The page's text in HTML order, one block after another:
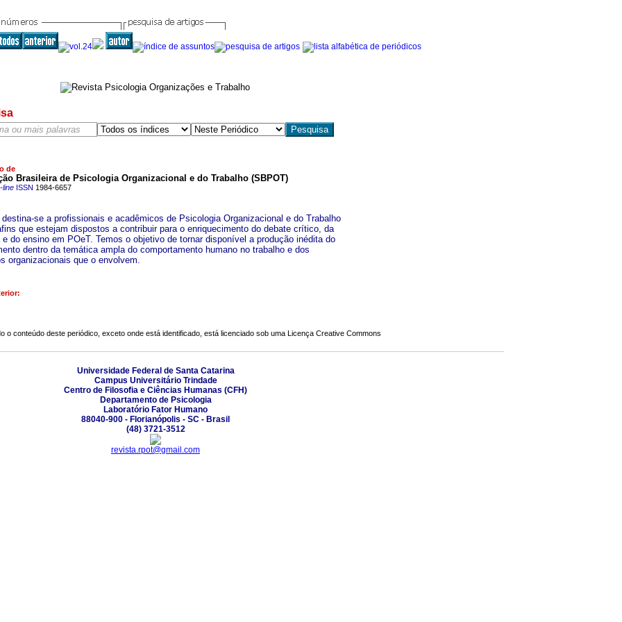
de
Brasileira de Psicologia Organizacional e do Trabalho (SBPOT)
lineISSN 1984-6657
se a profissionais e acadêmicos de Psicologia Organizacional e do Trabalho
que estejam dispostos a contribuir para o enriquecimento do debate crítico, da
e do ensino em POeT. Temos o objetivo de tornar disponível a produção inédita do
dentro da temática ampla do comportamento humano no trabalho e dos
organizacionais que o envolvem.
o conteúdo deste periódico, exceto onde está identificado, está licenciado sob uma Licença Creative Commons
Universidade Federal de Santa Catarina
Campus Universitário Trindade
Centro de Filosofia e Ciências Humanas (CFH)
Departamento de Psicologia
Laboratório Fator Humano
88040-900 - Florianópolis - SC - Brasil
(48) 3721-3512
revista.rpot@gmail.com